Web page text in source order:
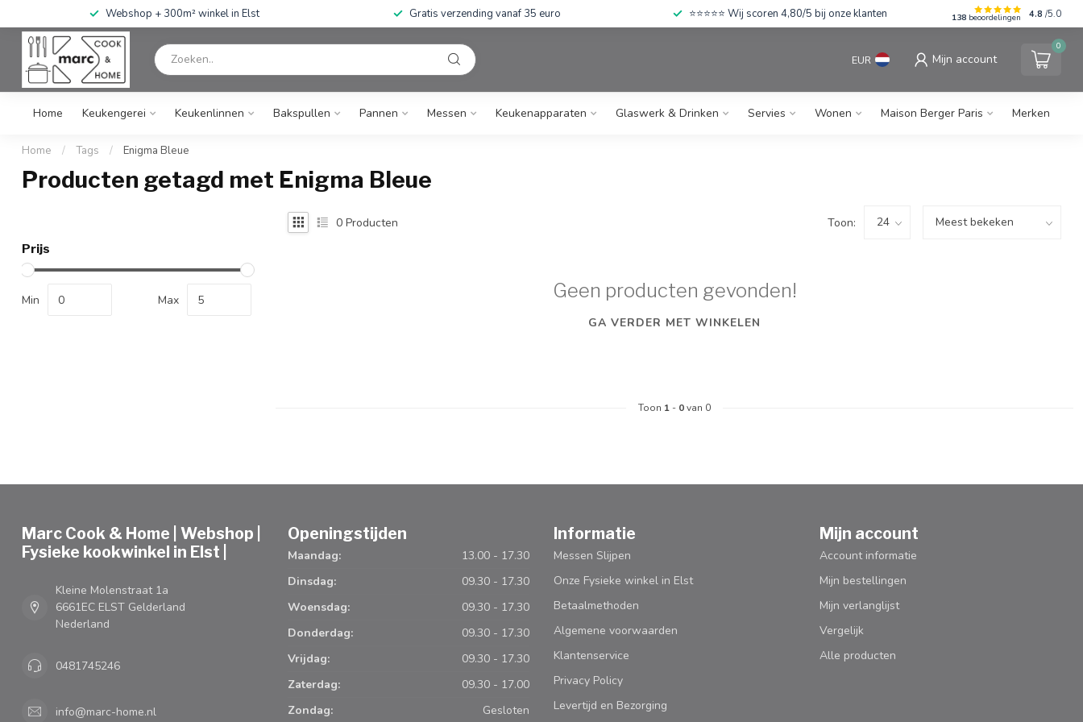
Webshop + 300m² winkel in Elst Gratis verzending vanaf 35 euro ⭐⭐⭐⭐⭐ Wij scoren 4,80/5 bij onze klanten 138 beoordelingen 4.8 /5.0
EUR Mijn account
0
Home Keukengerei Keukenlinnen Bakspullen Pannen Messen Keukenapparaten Glaswerk & Drinken Servies Wonen Maison Berger Paris Merken
Home / Tags / Enigma Bleue
Producten getagd met Enigma Bleue
Prijs
Min Max
0 Producten Toon:
Geen producten gevonden!
GA VERDER MET WINKELEN
Toon 1 - 0van 0
Marc Cook & Home | Webshop |
Fysieke kookwinkel in Elst |
Kleine Molenstraat 1a
6661EC ELST Gelderland
Nederland
0481745246
info@marc-home.nl
Openingstijden
Maandag:
13.00 - 17.30
Dinsdag:
09.30 - 17.30
Woensdag:
09.30 - 17.30
Donderdag:
09.30 - 17.30
Vrijdag:
09.30 - 17.30
Zaterdag:
09.30 - 17.00
Zondag:
Gesloten
Informatie
Messen Slijpen
Onze Fysieke winkel in Elst
Betaalmethoden
Algemene voorwaarden
Klantenservice
Privacy Policy
Levertijd en Bezorging
Mijn account
Account informatie
Mijn bestellingen
Mijn verlanglijst
Vergelijk
Alle producten